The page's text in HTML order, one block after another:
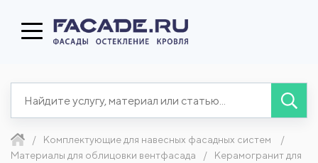
Комплектующие для навесных фасадных систем
Материалы для облицовки вентфасада
Керамогранит для